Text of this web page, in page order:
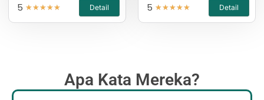
5 ★★★★★ Detail 5 ★★★★★ Detail
Apa Kata Mereka?